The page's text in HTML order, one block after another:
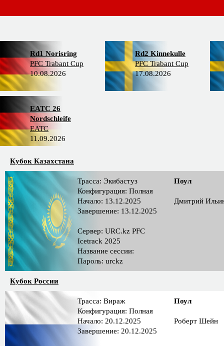
Rd1 Norisring
PFC Trabant Cup
10.08.2026
Rd2 Kinnekulle
PFC Trabant Cup
17.08.2026
EATC 26
Nordschleife
EATC
11.09.2026
Кубок Казахстана
Трасса: Экибастуз
Конфигурация: Полная
Начало: 13.12.2025
Завершение: 13.12.2025
Сервер: URC.kz PFC
Icetrack 2025
Название сессии:
Пароль: urckz
Поул
Дмитрий
Кубок России
Трасса: Вираж
Конфигурация: Полная
Начало: 20.12.2025
Завершение: 20.12.2025
Поул
Роберт Шейн